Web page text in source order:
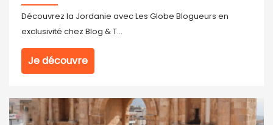
Découvrez la Jordanie avec Les Globe Blogueurs en
exclusivité chez Blog & T...
Je découvre